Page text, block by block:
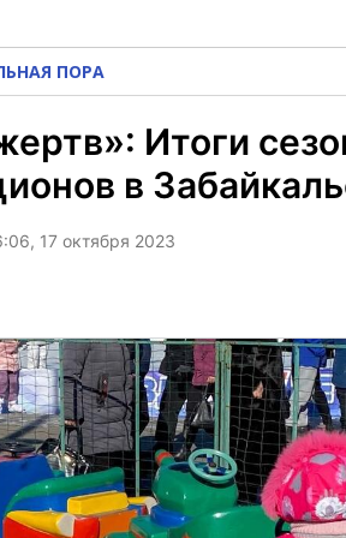
ПОРА
Итоги
в
17 октября 2023